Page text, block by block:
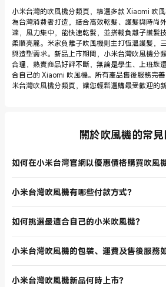
小米台灣的吹風機分類頁，精選多款 Xiaomi 吹
為台灣消費者打造，結合高效乾髮、護髮與時尚
達，風力集中，能快速乾髮，並搭載負離子護髮
柔順亮麗。米家負離子吹風機則主打恆溫護髮，
與造型需求。新品上市期間，小米台灣吹風機分
合理，熱賣商品好評不斷，無論是學生、上班族
合自己的 Xiaomi 吹風機。所有產品售後服務完
米台灣吹風機分類頁，讓您輕鬆選購最受歡迎的
關於吹風機的常
如何在小米台灣官網以優惠價格購買吹風
首頁或分類頁的促銷訊息。註冊會員還能享有專
小米台灣吹風機有哪些付款方式？
支付及超商付款等。結帳流程簡單安全，付款後
如何挑選最適合自己的小米吹風機？
米家負離子吹風機適合追求護髮效果的用戶，
小米台灣吹風機的包裝、運費及售後服務
善的售後服務，若有任何問題可聯繫客服協助處
小米台灣吹風機新品何時上市？